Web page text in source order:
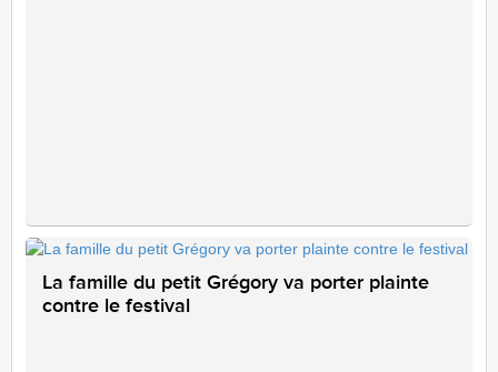
La famille du petit Grégory va porter plainte
contre le festival